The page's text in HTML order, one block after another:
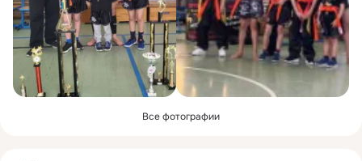
Все фотографии